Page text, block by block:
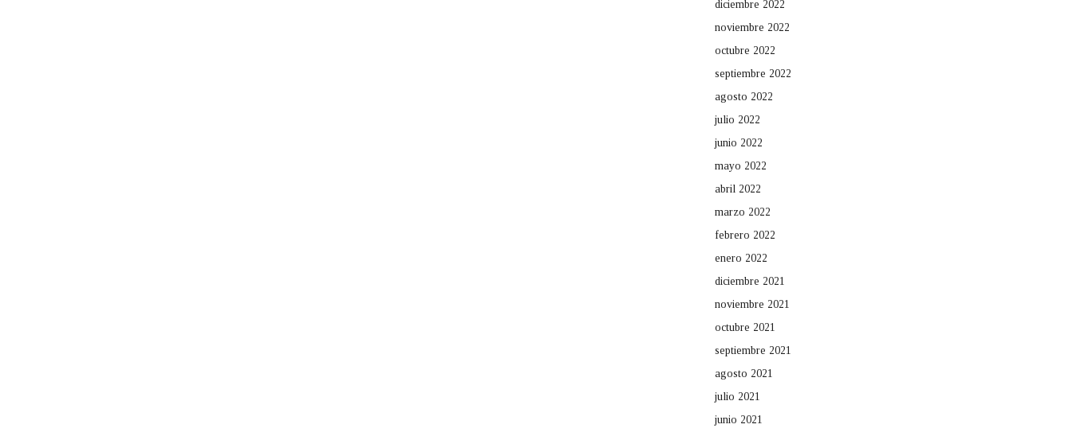
diciembre 2022
noviembre 2022
octubre 2022
septiembre 2022
agosto 2022
julio 2022
junio 2022
mayo 2022
abril 2022
marzo 2022
febrero 2022
enero 2022
diciembre 2021
noviembre 2021
octubre 2021
septiembre 2021
agosto 2021
julio 2021
junio 2021